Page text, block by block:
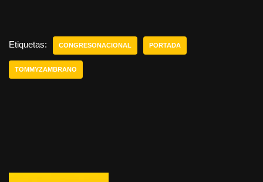
Etiquetas: CONGRESONACIONAL PORTADA
TOMMYZAMBRANO